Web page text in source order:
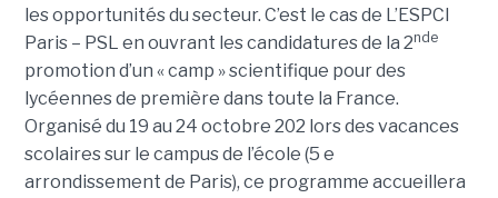
les opportunités du secteur. C’est le cas de L’ESPCI
Paris – PSL en ouvrant les candidatures de la 2nde
promotion d’un « camp » scientifique pour des
lycéennes de première dans toute la France.
Organisé du 19 au 24 octobre 202 lors des vacances
scolaires sur le campus de l’école (5 e
arrondissement de Paris), ce programme accueillera